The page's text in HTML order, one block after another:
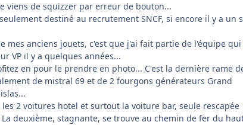
viens de squizzer par erreur de bouton...
destiné au recrutement SNCF, si encore il y a un
mes anciens jouets, c'est que j'ai fait partie de l'équipe qui
VP il y a quelques années...
en pour le prendre en photo... C'est la dernière rame
de mistral 69 et de 2 fourgons générateurs Grand
2 voitures hotel et surtout la voiture bar, seule rescapée
deuxième, stagnante, se trouve au chemin de fer du